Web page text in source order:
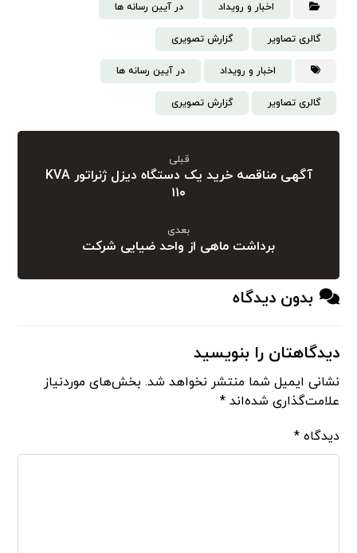
اخبار و رویداد در آیین رسانه ها
گالری تصاویر گزارش تصویری
اخبار و رویداد در آیین رسانه ها
گالری تصاویر گزارش تصویری
قبلی
آگهی مناقصه خرید یک دستگاه دیزل ژنراتور KVA
۱۱۰
بعدی
برداشت ماهی از واحد ضیایی شرکت
بدون دیدگاه
دیدگاهتان را بنویسید
نشانی ایمیل شما منتشر نخواهد شد. بخش‌های موردنیاز
علامت‌گذاری شده‌اند*
دیدگاه*